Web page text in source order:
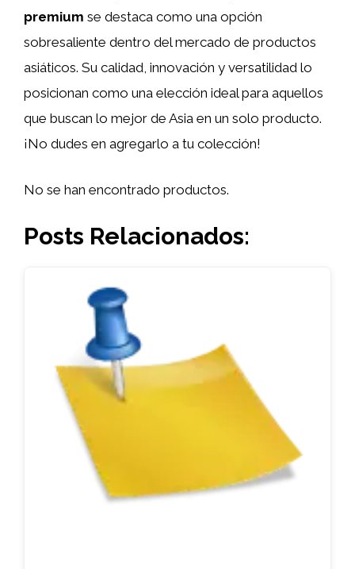
premium se destaca como una opción
sobresaliente dentro del mercado de productos
asiáticos. Su calidad, innovación y versatilidad lo
posicionan como una elección ideal para aquellos
que buscan lo mejor de Asia en un solo producto.
¡No dudes en agregarlo a tu colección!
No se han encontrado productos.
Posts Relacionados: